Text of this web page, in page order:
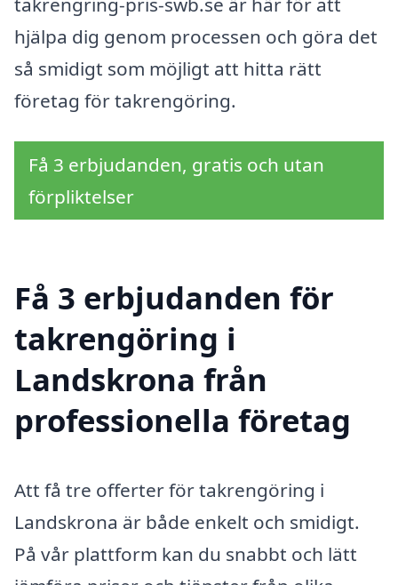
hjälpa dig genom processen och göra det
så smidigt som möjligt att hitta rätt
företag för takrengöring.
Få 3 erbjudanden, gratis och utan
förpliktelser
Få 3 erbjudanden för
takrengöring i
Landskrona från
professionella företag
Att få tre offerter för takrengöring i
Landskrona är både enkelt och smidigt.
På vår plattform kan du snabbt och lätt